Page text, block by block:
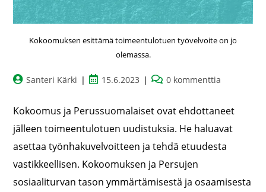
Kokoomuksen esittämä toimeentulotuen työvelvoite on jo
olemassa.
Santeri Kärki 15.6.2023 0 kommenttia
Kokoomus ja Perussuomalaiset ovat ehdottaneet
jälleen toimeentulotuen uudistuksia. He haluavat
asettaa työnhakuvelvoitteen ja tehdä etuudesta
vastikkeellisen. Kokoomuksen ja Persujen
sosiaaliturvan tason ymmärtämisestä ja osaamisesta